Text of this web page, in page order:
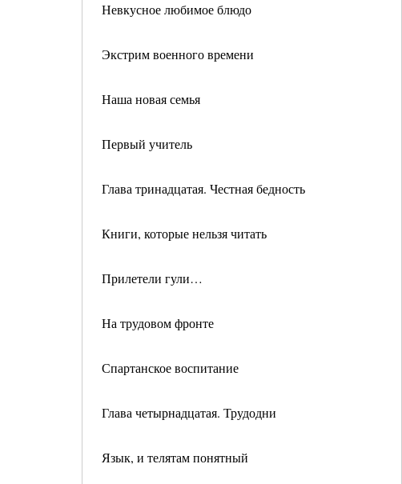
Невкусное любимое блюдо
Экстрим военного времени
Наша новая семья
Первый учитель
Глава тринадцатая. Честная бедность
Книги, которые нельзя читать
Прилетели гули…
На трудовом фронте
Спартанское воспитание
Глава четырнадцатая. Трудодни
Язык, и телятам понятный